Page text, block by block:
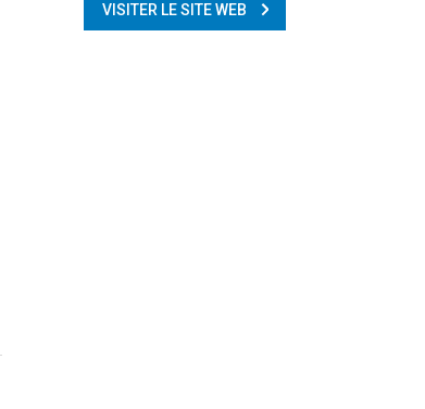
VISITER LE SITE WEB